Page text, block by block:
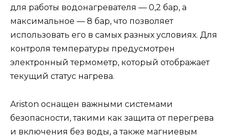
для работы водонагревателя — 0,2 бар, а
максимальное — 8 бар, что позволяет
использовать его в самых разных условиях. Для
контроля температуры предусмотрен
электронный термометр, который отображает
текущий статус нагрева.
Ariston оснащен важными системами
безопасности, такими как защита от перегрева
и включения без воды, а также магниевым